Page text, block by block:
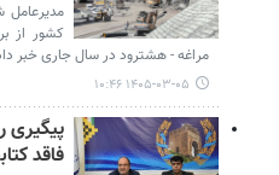
کشور از
مراغه - هشترود در سال جاری خبر
۱۴۰۵-۰۳-۰۵ ۱۰:۴۶
پیگیری
فاقد